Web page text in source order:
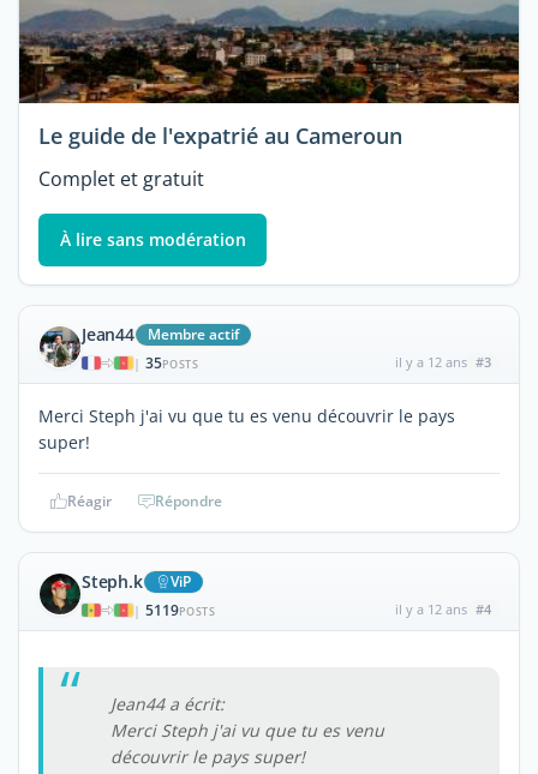
Le guide de l'expatrié au Cameroun
Complet et gratuit
À lire sans modération
Jean44 Membre actif
| 35POSTS il y a 12 ans #3
Merci Steph j'ai vu que tu es venu découvrir le pays
super!
Réagir Répondre
Steph.k ViP
| 5119POSTS il y a 12 ans #4
Jean44 a écrit:
Merci Steph j'ai vu que tu es venu
découvrir le pays super!